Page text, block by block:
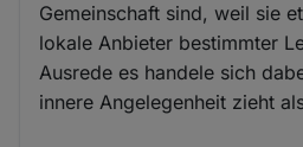
Gemeinschaft sind, weil sie
lokale Anbieter bestimmter
Ausrede es handele sich
innere Angelegenheit zieht